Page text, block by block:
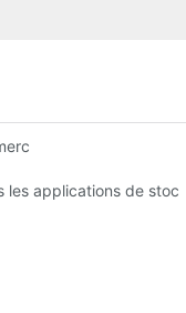
dans la réduction
les applications de